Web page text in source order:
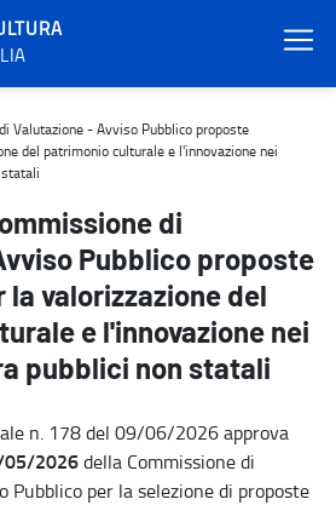
di Valutazione - Avviso Pubblico
Valutazione - Avviso Pubblico proposte
del patrimonio culturale e l'innovazione nei
di
Pubblico proposte
valorizzazione del
e l'innovazione nei
pubblici non statali
n. 178 del 09/06/2026 approva
05/2026della Commissione di
Pubblico per la selezione di proposte